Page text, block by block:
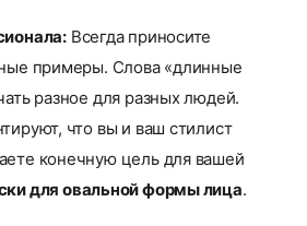
Всегда приносите
примеры. Слова «длинные
разное для разных людей.
что вы и ваш стилист
конечную цель для вашей
для овальной формы лица.